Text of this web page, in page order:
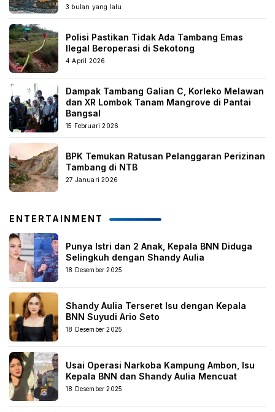
3 bulan yang lalu
Polisi Pastikan Tidak Ada Tambang Emas
Ilegal Beroperasi di Sekotong
4 April 2026
Dampak Tambang Galian C, Korleko Melawan
dan XR Lombok Tanam Mangrove di Pantai
Bangsal
15 Februari 2026
BPK Temukan Ratusan Pelanggaran Perizinan
Tambang di NTB
27 Januari 2026
ENTERTAINMENT
Punya Istri dan 2 Anak, Kepala BNN Diduga
Selingkuh dengan Shandy Aulia
18 Desember 2025
Shandy Aulia Terseret Isu dengan Kepala
BNN Suyudi Ario Seto
18 Desember 2025
Usai Operasi Narkoba Kampung Ambon, Isu
Kepala BNN dan Shandy Aulia Mencuat
18 Desember 2025